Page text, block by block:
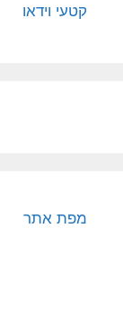
קטעי וידאו
מפת אתר